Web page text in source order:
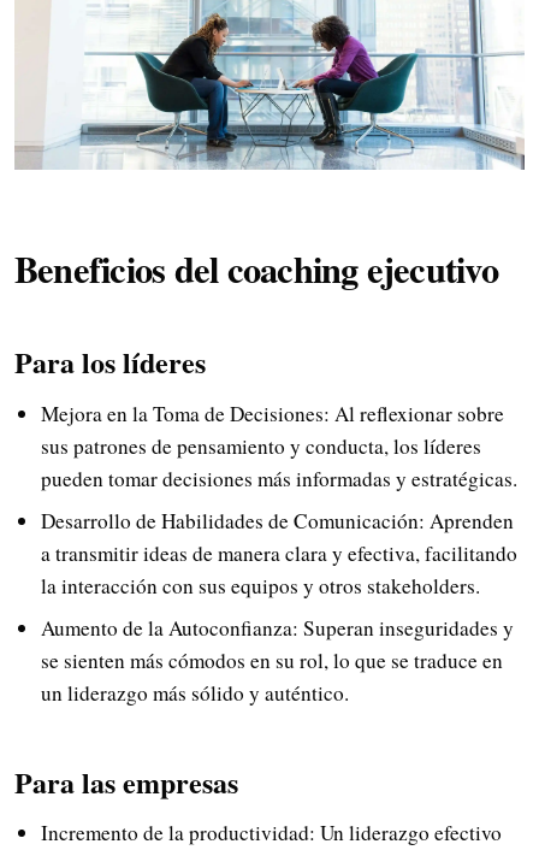
Beneficios del coaching ejecutivo
Para los líderes
Mejora en la Toma de Decisiones: Al reflexionar sobre
sus patrones de pensamiento y conducta, los líderes
pueden tomar decisiones más informadas y estratégicas.
Desarrollo de Habilidades de Comunicación: Aprenden
a transmitir ideas de manera clara y efectiva, facilitando
la interacción con sus equipos y otros stakeholders.
Aumento de la Autoconfianza: Superan inseguridades y
se sienten más cómodos en su rol, lo que se traduce en
un liderazgo más sólido y auténtico.
Para las empresas
Incremento de la productividad: Un liderazgo efectivo